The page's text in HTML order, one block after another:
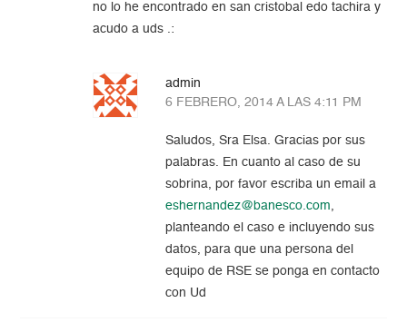
no lo he encontrado en san cristobal edo tachira y
acudo a uds .:
admin
6 FEBRERO, 2014 A LAS 4:11 PM
Saludos, Sra Elsa. Gracias por sus
palabras. En cuanto al caso de su
sobrina, por favor escriba un email a
eshernandez@banesco.com,
planteando el caso e incluyendo sus
datos, para que una persona del
equipo de RSE se ponga en contacto
con Ud